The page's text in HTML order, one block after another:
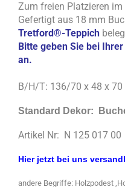
Zum freien Platzieren im
Gefertigt aus 18 mm
Tretford®-Teppich
Bitte geben Sie bei
an.
B/H/T: 136/70 x 48 x 70
Standard Dekor:
Artikel Nr: N 125
Hier jetzt bei uns
andere Begriffe: Holzpodest